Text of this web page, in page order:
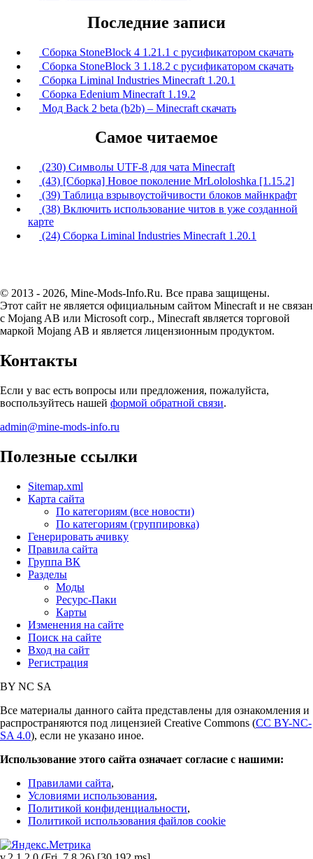
Последние записи
Сборка StoneBlock 4 1.21.1 с русификатором скачать
Сборка StoneBlock 3 1.18.2 с русификатором скачать
Сборка Liminal Industries Minecraft 1.20.1
Сборка Edenium Minecraft 1.19.2
Мод Back 2 beta (b2b) – Minecraft скачать
Самое читаемое
(230) Символы UTF-8 для чата Minecraft
(43) [Сборка] Новое поколение MrLololoshka [1.15.2]
(39) Таблица взрывоустойчивости блоков майнкрафт
(38) Включить использование читов в уже созданной
карте
(24) Сборка Liminal Industries Minecraft 1.20.1
© 2013 - 2026, Mine-Mods-Info.Ru. Все права защищены.
Этот сайт не является официальным сайтом Minecraft и не связан
с Mojang AB или Microsoft corp., Minecraft является торговой
маркой Mojang AB и является лицензионным продуктом.
Контакты
Если у вас есть вопросы или предложения, пожалуйста,
воспользуйтесь нашей формой обратной связи.
admin@mine-mods-info.ru
Полезные ссылки
Sitemap.xml
Карта сайта
По категориям (все новости)
По категориям (группировка)
Генерировать ачивку
Правила сайта
Группа ВК
Разделы
Моды
Ресурс-Паки
Карты
Изменения на сайте
Поиск на сайте
Вход на сайт
Регистрация
BY NC SA
Все материалы данного сайта представлены для ознакомления и
распространяются под лицензией Creative Commons (CC BY-NC-
SA 4.0), если не указано иное.
Использование этого сайта означает согласие с нашими:
Правилами сайта,
Условиями использования,
Политикой конфиденциальности,
Политикой использования файлов cookie